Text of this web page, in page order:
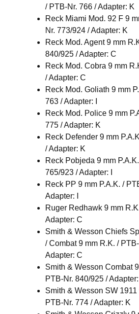
/ PTB-Nr. 766 / Adapter: K
Reck Miami Mod. 92 F 9
Nr. 773/924 / Adapter: K
Reck Mod. Agent 9 mm
840/925 / Adapter: C
Reck Mod. Cobra 9 mm
/ Adapter: C
Reck Mod. Goliath 9 mm
763 / Adapter: I
Reck Mod. Police 9 mm
775 / Adapter: K
Reck Defender 9 mm
/ Adapter: K
Reck Pobjeda 9 mm
765/923 / Adapter: I
Reck PP 9 mm P.A.K. /
Adapter: I
Ruger Redhawk 9 mm
Adapter: C
Smith & Wesson Chiefs
/ Combat 9 mm R.K. /
Adapter: C
Smith & Wesson Combat
PTB-Nr. 840/925 /
Smith & Wesson SW 1911
PTB-Nr. 774 / Adapter: K